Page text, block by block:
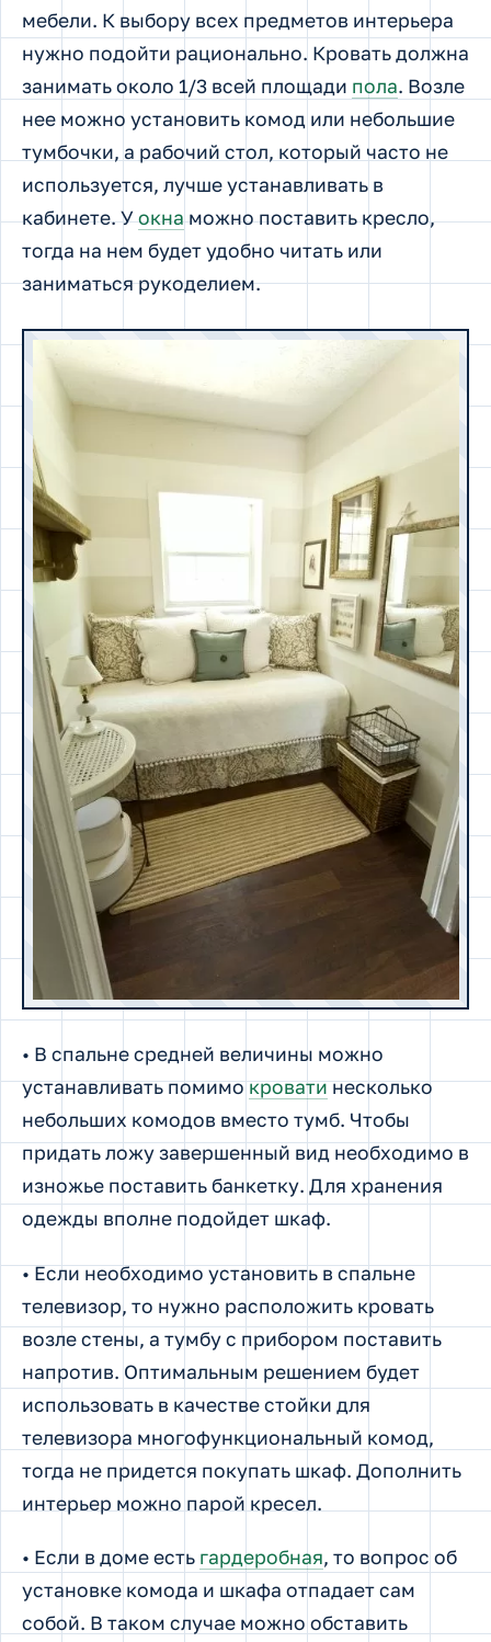
мебели. К выбору всех предметов интерьера
нужно подойти рационально. Кровать должна
занимать около 1/3 всей площади пола. Возле
нее можно установить комод или небольшие
тумбочки, а рабочий стол, который часто не
используется, лучше устанавливать в
кабинете. Уокнаможно поставить кресло,
тогда на нем будет удобно читать или
заниматься рукоделием.
• В спальне средней величины можно
устанавливать помимокроватинесколько
небольших комодов вместо тумб. Чтобы
придать ложу завершенный вид необходимо в
изножье поставить банкетку. Для хранения
одежды вполне подойдет шкаф.
• Если необходимо установить в спальне
телевизор, то нужно расположить кровать
возле стены, а тумбу с прибором поставить
напротив. Оптимальным решением будет
использовать в качестве стойки для
телевизора многофункциональный комод,
тогда не придется покупать шкаф. Дополнить
интерьер можно парой кресел.
• Если в доме есть гардеробная, то вопрос об
установке комода и шкафа отпадает сам
собой. В таком случае можно обставить